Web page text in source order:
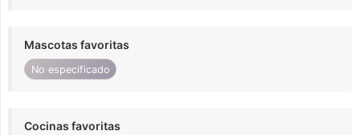
Mascotas favoritas
No especificado
Cocinas favoritas